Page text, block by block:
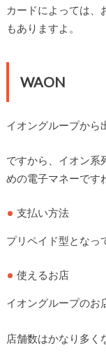
カードによっては、
もありますよ。
WAON
イオングループから
ですから、イオン系
めの電子マネーです
支払い方法
プリペイド型となっ
使えるお店
イオングループのお
店舗数はかなり多く